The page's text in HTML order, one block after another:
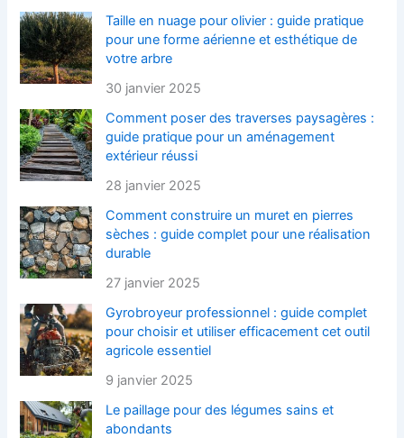
Taille en nuage pour olivier : guide pratique
pour une forme aérienne et esthétique de
votre arbre
30 janvier 2025
Comment poser des traverses paysagères :
guide pratique pour un aménagement
extérieur réussi
28 janvier 2025
Comment construire un muret en pierres
sèches : guide complet pour une réalisation
durable
27 janvier 2025
Gyrobroyeur professionnel : guide complet
pour choisir et utiliser efficacement cet outil
agricole essentiel
9 janvier 2025
Le paillage pour des légumes sains et
abondants